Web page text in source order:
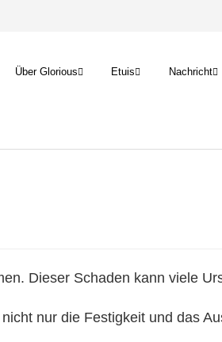
Über Glorious Etuis Nachricht
Dieser Schaden kann viele
nur die Festigkeit und das